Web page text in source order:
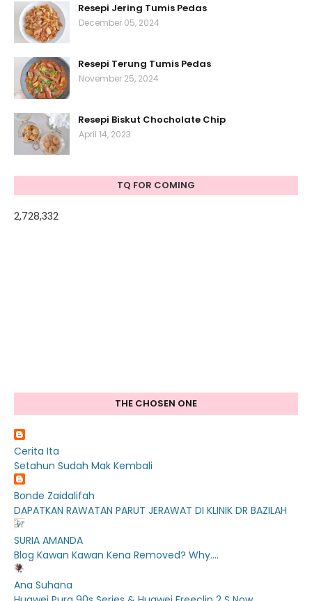
Resepi Jering Tumis Pedas
December 05, 2024
Resepi Terung Tumis Pedas
November 25, 2024
Resepi Biskut Chocholate Chip
April 14, 2023
TQ FOR COMING
2,728,332
THE CHOSEN ONE
Cerita Ita
Setahun Sudah Mak Kembali
Bonde Zaidalifah
DAPATKAN RAWATAN PARUT JERAWAT DI KLINIK DR BAZILAH
SURIA AMANDA
Blog Kawan Kawan Kena Removed? Why....
Ana Suhana